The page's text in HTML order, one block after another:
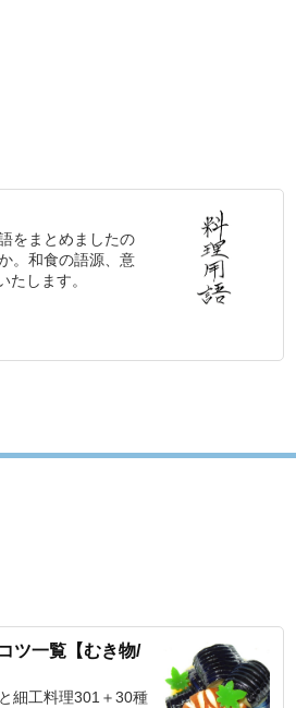
をまとめましたの
。和食の語源、意
します。
ツ一覧【むき物/
細工料理301＋30種